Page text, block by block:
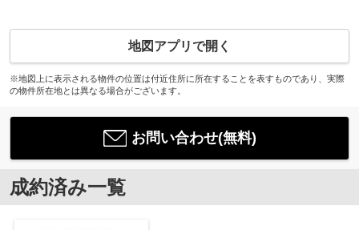
地図アプリで開く
※地図上に表示される物件の位置は付近住所に所在することを表すものであり、実際
の物件所在地とは異なる場合がございます。
お問い合わせ(無料)
成約済み一覧